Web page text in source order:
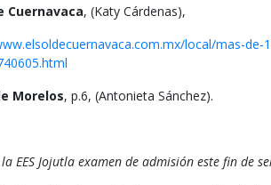
Cuernavaca, (Katy Cárdenas),
local/mas-
Morelos, p.6, (Antonieta Sánchez).
EES Jojutla examen de admisión este fin de